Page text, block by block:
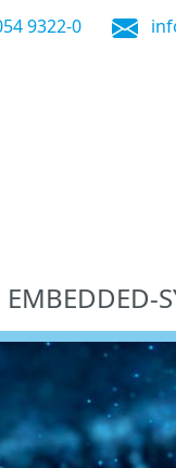
9322-0
EMBEDDED-